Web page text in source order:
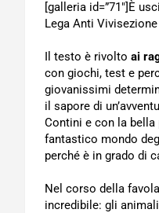
[galleria id=”71″]È
Lega Anti
Il testo è rivolto ai
con giochi, test e
giovanissimi
il sapore di
Contini e con la bella
fantastico mondo
perché è in grado di
Nel corso della
incredibile: gli